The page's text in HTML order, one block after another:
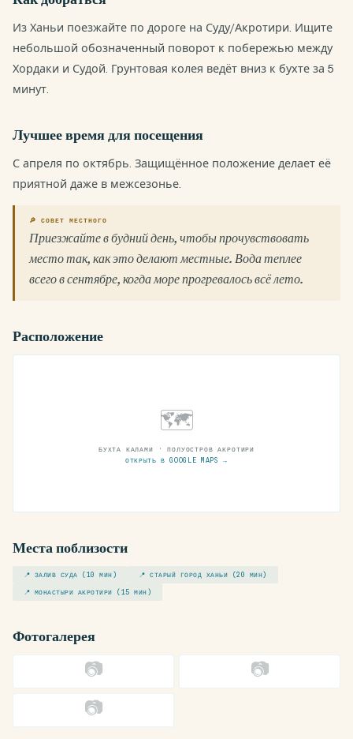
Из Ханьи поезжайте по дороге на Суду/Акротири. Ищите
небольшой обозначенный поворот к побережью между
Хордаки и Судой. Грунтовая колея ведёт вниз к бухте за 5
минут.
Лучшее время для посещения
С апреля по октябрь. Защищённое положение делает её
приятной даже в межсезонье.
🔎 СОВЕТ МЕСТНОГО
Приезжайте в будний день, чтобы прочувствовать
место так, как это делают местные. Вода теплее
всего в сентябре, когда море прогревалось всё лето.
Расположение
🗺
БУХТА КАЛАМИ · ПОЛУОСТРОВ АКРОТИРИ
ОТКРЫТЬ В GOOGLE MAPS →
Места поблизости
📍 ЗАЛИВ СУДА (10 МИН) 📍 СТАРЫЙ ГОРОД ХАНЬИ (20 МИН)
📍 МОНАСТЫРИ АКРОТИРИ (15 МИН)
Фотогалерея
📷
📷
📷